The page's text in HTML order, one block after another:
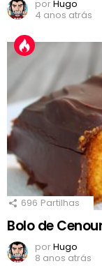
porHugo
4 anos atrás
696 Partilhas
Bolo de
porHugo
8 anos atrás